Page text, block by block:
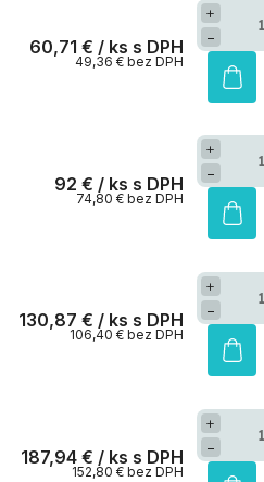
60,71 € / ks
49,36 € bez DPH
+
−
92 € / ks
74,80 € bez DPH
+
−
130,87 € / ks
106,40 € bez DPH
+
−
187,94 € / ks
152,80 € bez DPH
+
−